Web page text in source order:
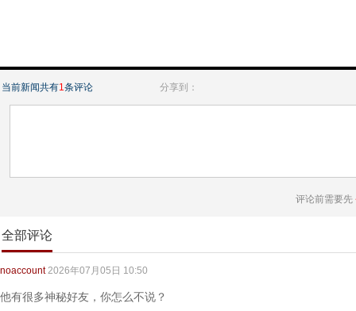
当前新闻共有1条评论 分享到：
评论前需要先
全部评论
noaccount 2026年07月05日 10:50
他有很多神秘好友，你怎么不说？